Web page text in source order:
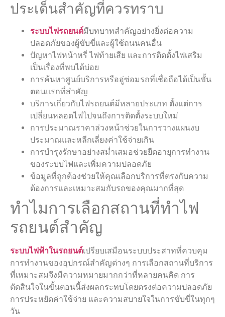
ประเด็นสำคัญที่ควรทราบ
ระบบไฟรถยนต์มีบทบาทสำคัญอย่างยิ่งต่อความ
ปลอดภัยของผู้ขับขี่และผู้ใช้ถนนคนอื่น
ปัญหาไฟหน้าหรี่ ไฟท้ายเสีย และการติดตั้งไฟเสริม
เป็นเรื่องที่พบได้บ่อย
การค้นหาศูนย์บริการหรืออู่ซ่อมรถที่เชื่อถือได้เป็นขั้น
ตอนแรกที่สำคัญ
บริการเกี่ยวกับไฟรถยนต์มีหลายประเภท ตั้งแต่การ
เปลี่ยนหลอดไฟไปจนถึงการติดตั้งระบบใหม่
การประมาณราคาล่วงหน้าช่วยในการวางแผนงบ
ประมาณและหลีกเลี่ยงค่าใช้จ่ายเกิน
การบำรุงรักษาอย่างสม่ำเสมอช่วยยืดอายุการทำงาน
ของระบบไฟและเพิ่มความปลอดภัย
ข้อมูลที่ถูกต้องช่วยให้คุณเลือกบริการที่ตรงกับความ
ต้องการและเหมาะสมกับรถของคุณมากที่สุด
ทำไมการเลือกสถานที่ทำไฟ
รถยนต์สำคัญ
ระบบไฟฟ้าในรถยนต์เปรียบเสมือนระบบประสาทที่ควบคุม
การทำงานของอุปกรณ์สำคัญต่างๆ การเลือกสถานที่บริการ
ที่เหมาะสมจึงมีความหมายมากกว่าที่หลายคนคิด การ
ตัดสินใจในขั้นตอนนี้ส่งผลกระทบโดยตรงต่อความปลอดภัย
การประหยัดค่าใช้จ่าย และความสบายใจในการขับขี่ในทุกๆ
วัน